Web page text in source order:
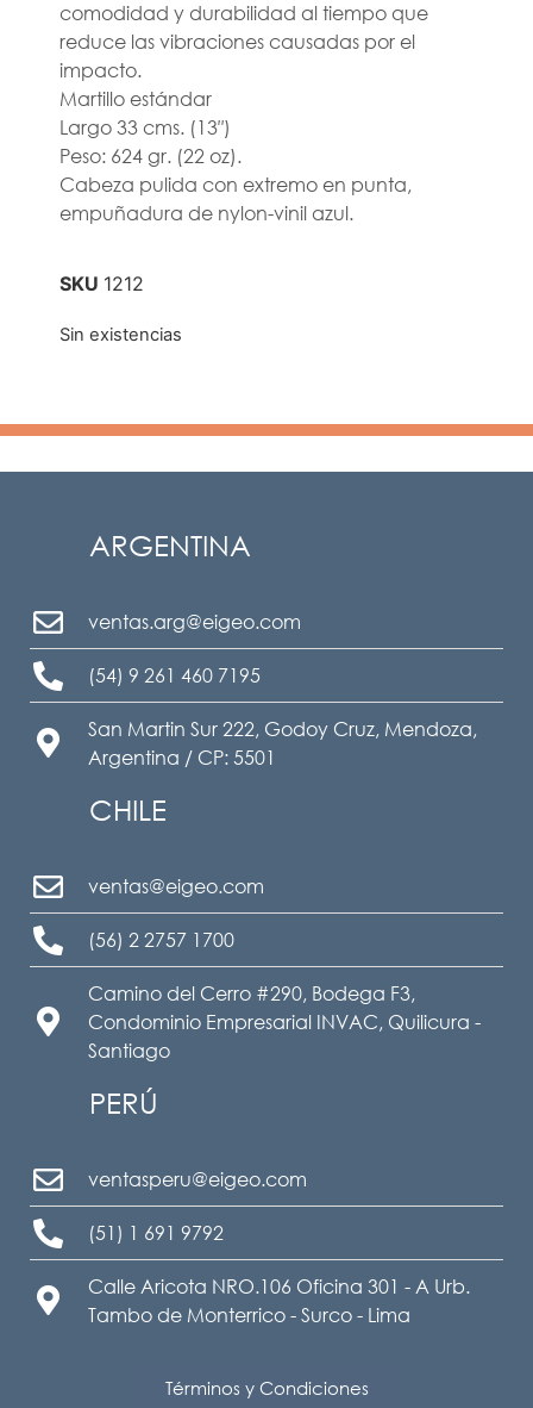
comodidad y durabilidad al tiempo que
reduce las vibraciones causadas por el
impacto.
Martillo estándar
Largo 33 cms. (13″)
Peso: 624 gr. (22 oz).
Cabeza pulida con extremo en punta,
empuñadura de nylon-vinil azul.
SKU 1212
Sin existencias
ARGENTINA
ventas.arg@eigeo.com
(54) 9 261 460 7195
San Martin Sur 222, Godoy Cruz, Mendoza,
Argentina / CP: 5501
CHILE
ventas@eigeo.com
(56) 2 2757 1700
Camino del Cerro #290, Bodega F3,
Condominio Empresarial INVAC, Quilicura -
Santiago
PERÚ
ventasperu@eigeo.com
(51) 1 691 9792
Calle Aricota NRO.106 Oficina 301 - A Urb.
Tambo de Monterrico - Surco - Lima
Términos y Condiciones